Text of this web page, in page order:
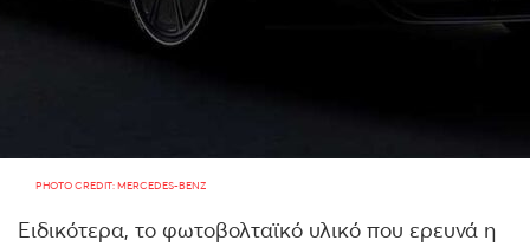
PHOTO CREDIT: MERCEDES-BENZ
Ειδικότερα, το φωτοβολταϊκό υλικό που ερευνά η